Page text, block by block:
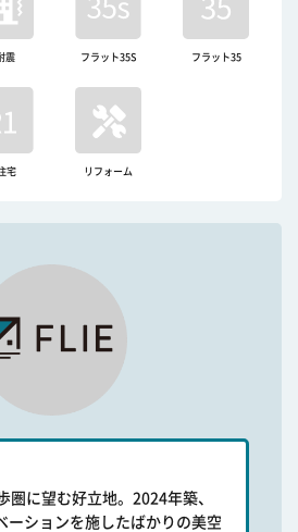
震 フラット35S フラット35
宅 リフォーム
圏に望む好立地。2024年築、
ーションを施したばかりの美空